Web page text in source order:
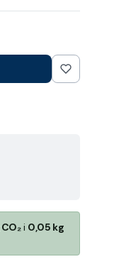
i 0,05 kg